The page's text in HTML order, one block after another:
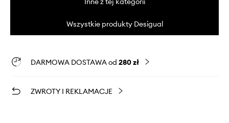
Wszystkie produkty Desigual
DARMOWA DOSTAWA od 280 zł
ZWROTY I REKLAMACJE